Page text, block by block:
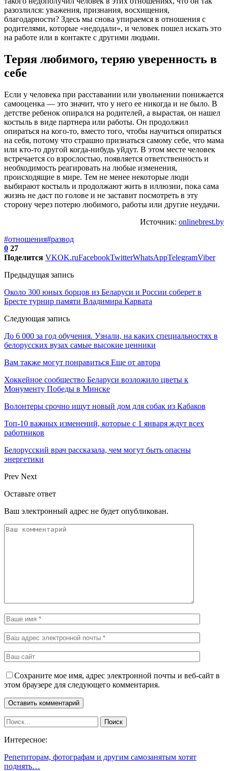
разозлился: уважения, признания, восхищения,
благодарности? Здесь мы снова упираемся в отношения с
родителями, которые «недодали», и человек пошел искать это
на работе или в контакте с другими людьми.
Теряя любимого, теряю уверенность в
себе
Если у человека при расставании или увольнении понижается
самооценка — это значит, что у него ее никогда и не было. В
детстве ребенок опирался на родителей, а вырастая, он нашел
костыль в виде партнера или работы. Он продолжил
опираться на кого-то, вместо того, чтобы научиться опираться
на себя, потому что страшно признаться самому себе, что мама
или кто-то другой когда-нибудь уйдут. В этом месте человек
встречается со взрослостью, появляется ответственность и
необходимость реагировать на любые изменения,
происходящие в мире. Тем не менее некоторые люди
выбирают костыль и продолжают жить в иллюзии, пока сама
жизнь не даст по голове и не заставит посмотреть в эту
сторону через потерю любимого, работы или другие неудачи.
Источник: onlinebrest.by
#отношения#развод
0 27
Поделится VKOK.ruFacebookTwitterWhatsAppTelegramViber
Предыдущая запись
Около 300 юных борцов из Беларуси и России соберет в
Бресте турнир памяти Владимира Карвата
Следующая запись
До 6 000 за год обучения. Узнали, на каких специальностях в
белорусских вузах самые высокие ценники
Вам также могут понравиться Еще от автора
Хоккейное сообщество Беларуси возложило цветы к
Монументу Победы в Минске
Волонтеры срочно ищут новый дом для собак из Кабаков
Топ-10 важных изменений, которые с 1 января ждут всех
работников
Белорусский врач рассказала, чем могут быть опасны
энергетики
Prev Next
Оставьте ответ
Ваш электронный адрес не будет опубликован.
Сохраните мое имя, адрес электронной почты и веб-сайт в
этом браузере для следующего комментария.
Интересное:
Репетиторам, фотографам и другим самозанятым хотят
поднять…